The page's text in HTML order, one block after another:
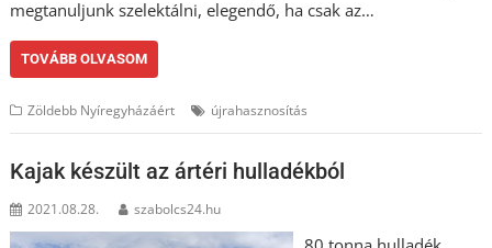
megtanuljunk szelektálni, elegendő, ha csak az…
TOVÁBB OLVASOM
Zöldebb Nyíregyházáért újrahasznosítás
Kajak készült az ártéri hulladékból
2021.08.28. szabolcs24.hu